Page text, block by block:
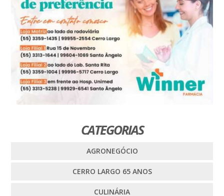
CATEGORIAS
AGRONEGÓCIO
CERRO LARGO 65 ANOS
CULINÁRIA